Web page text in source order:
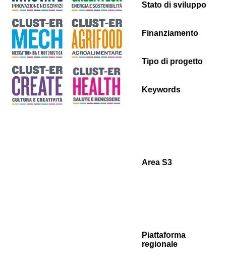
Stato di sviluppo
Finanziamento
Tipo di progetto
Keywords
Area S3
Piattaforma
regionale